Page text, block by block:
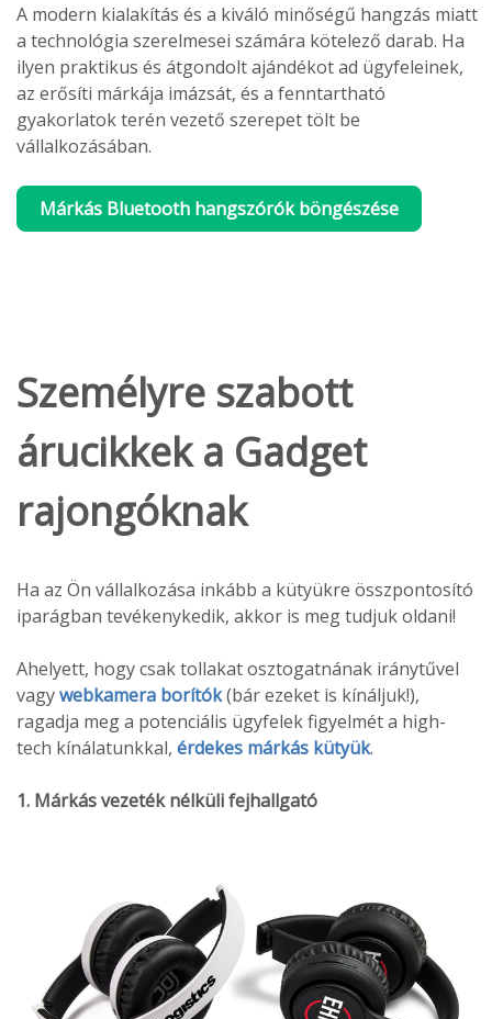
A modern kialakítás és a kiváló minőségű hangzás miatt
a technológia szerelmesei számára kötelező darab. Ha
ilyen praktikus és átgondolt ajándékot ad ügyfeleinek,
az erősíti márkája imázsát, és a fenntartható
gyakorlatok terén vezető szerepet tölt be
vállalkozásában.
Márkás Bluetooth hangszórók böngészése
Személyre szabott
árucikkek a Gadget
rajongóknak
Ha az Ön vállalkozása inkább a kütyükre összpontosító
iparágban tevékenykedik, akkor is meg tudjuk oldani!
Ahelyett, hogy csak tollakat osztogatnának iránytűvel
vagywebkamera borítók(bár ezeket is kínáljuk!),
ragadja meg a potenciális ügyfelek figyelmét a high-
tech kínálatunkkal, érdekes márkás kütyük.
1. Márkás vezeték nélküli fejhallgató